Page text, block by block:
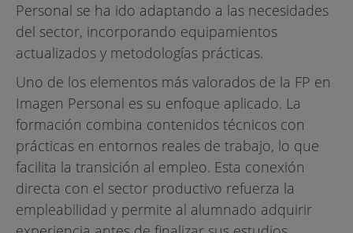
Personal se ha ido adaptando a las necesidades
del sector, incorporando equipamientos
actualizados y metodologías prácticas.
Uno de los elementos más valorados de la FP en
Imagen Personal es su enfoque aplicado. La
formación combina contenidos técnicos con
prácticas en entornos reales de trabajo, lo que
facilita la transición al empleo. Esta conexión
directa con el sector productivo refuerza la
empleabilidad y permite al alumnado adquirir